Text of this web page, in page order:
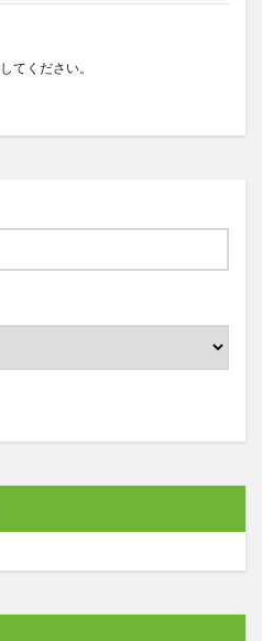
してください。